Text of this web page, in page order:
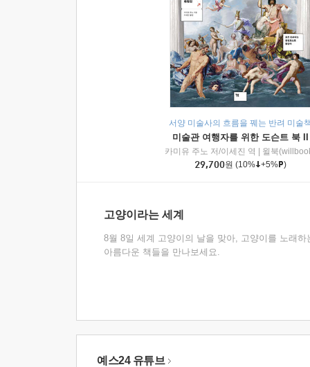
서양 미술사의 흐름을 꿰는 반려 미술
미술관 여행자를 위한 도슨트 북 II
카미유 주노 저/이세진 역
윌북
29,700원 (10% +5% )
고양이라는 세계
8월 8일 세계 고양이의 날을 맞아, 고양이를 노래하
아름다운 책들을 만나보세요.
예스24 유튜브